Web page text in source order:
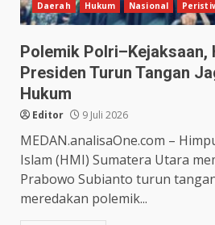
Daerah Hukum Nasional
Polemik Polri–Kejaksaan,
Presiden Turun Tangan
Hukum
Editor 9 Juli 2026
MEDAN.analisaOne.com –
Islam (HMI) Sumatera Utara
Prabowo Subianto turun
meredakan polemik...